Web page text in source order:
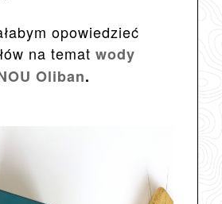
opowiedzieć
na tematwody
Oliban.